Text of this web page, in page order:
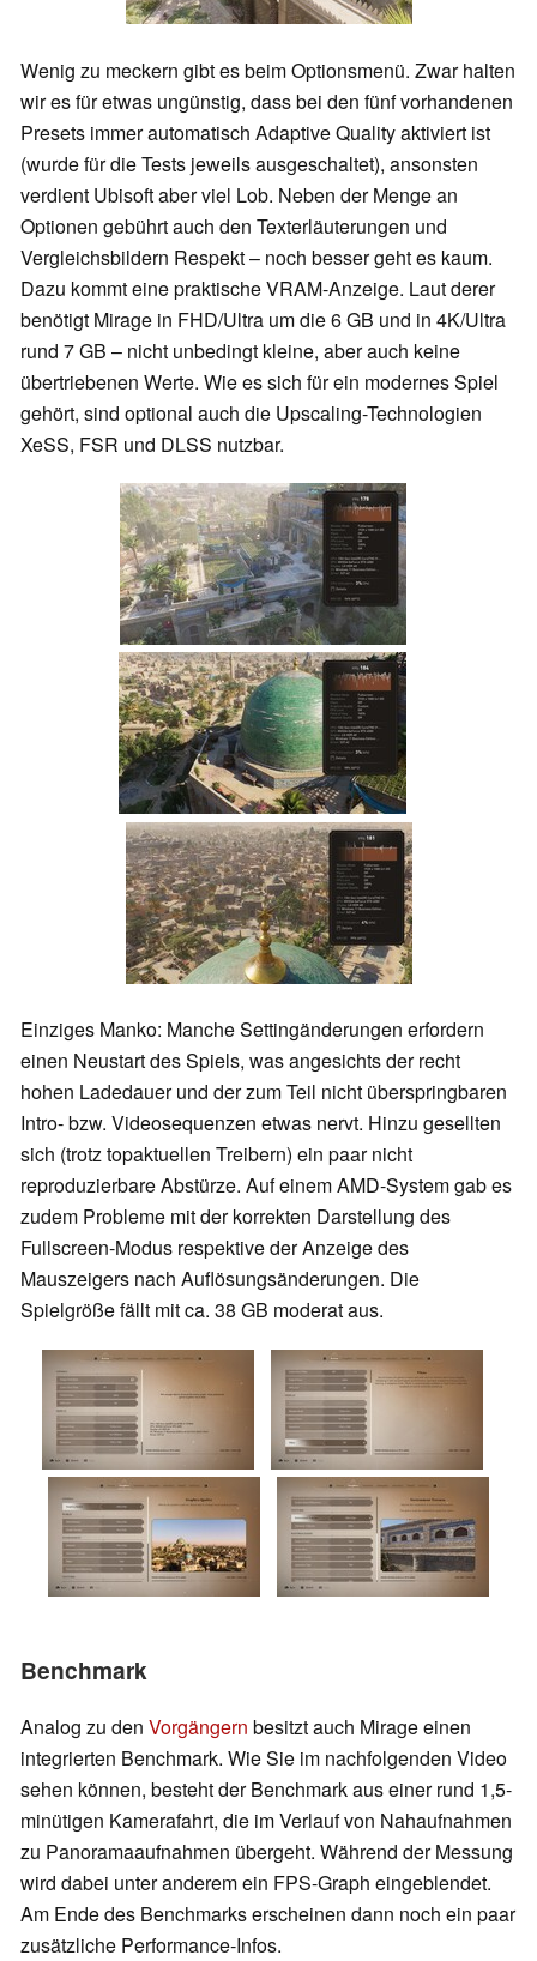
Wenig zu meckern gibt es beim Optionsmenü. Zwar halten
wir es für etwas ungünstig, dass bei den fünf vorhandenen
Presets immer automatisch Adaptive Quality aktiviert ist
(wurde für die Tests jeweils ausgeschaltet), ansonsten
verdient Ubisoft aber viel Lob. Neben der Menge an
Optionen gebührt auch den Texterläuterungen und
Vergleichsbildern Respekt – noch besser geht es kaum.
Dazu kommt eine praktische VRAM-Anzeige. Laut derer
benötigt Mirage in FHD/Ultra um die 6 GB und in 4K/Ultra
rund 7 GB – nicht unbedingt kleine, aber auch keine
übertriebenen Werte. Wie es sich für ein modernes Spiel
gehört, sind optional auch die Upscaling-Technologien
XeSS, FSR und DLSS nutzbar.
Einziges Manko: Manche Settingänderungen erfordern
einen Neustart des Spiels, was angesichts der recht
hohen Ladedauer und der zum Teil nicht überspringbaren
Intro- bzw. Videosequenzen etwas nervt. Hinzu gesellten
sich (trotz topaktuellen Treibern) ein paar nicht
reproduzierbare Abstürze. Auf einem AMD-System gab es
zudem Probleme mit der korrekten Darstellung des
Fullscreen-Modus respektive der Anzeige des
Mauszeigers nach Auflösungsänderungen. Die
Spielgröße fällt mit ca. 38 GB moderat aus.
Benchmark
Analog zu den Vorgängern besitzt auch Mirage einen
integrierten Benchmark. Wie Sie im nachfolgenden Video
sehen können, besteht der Benchmark aus einer rund 1,5-
minütigen Kamerafahrt, die im Verlauf von Nahaufnahmen
zu Panoramaaufnahmen übergeht. Während der Messung
wird dabei unter anderem ein FPS-Graph eingeblendet.
Am Ende des Benchmarks erscheinen dann noch ein paar
zusätzliche Performance-Infos.